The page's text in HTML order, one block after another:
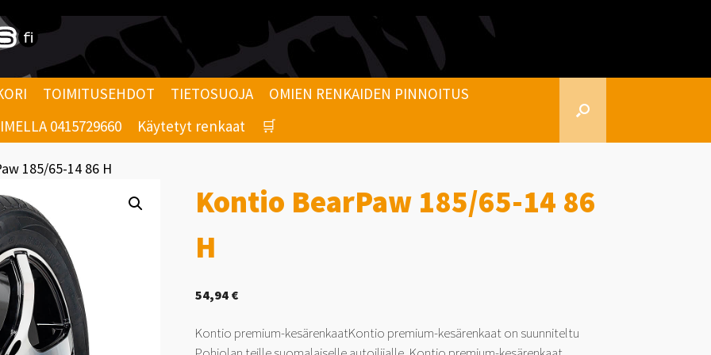
TOIMITUSEHDOT TIETOSUOJA
OMIEN RENKAIDEN PINNOITUS
0415729660 Käytetyt renkaat 🛒
185/65-14 86 H
Kontio BearPaw 185/65-14 86
H
54,94 €
Kontio premium-kesärenkaatKontio premium-kesärenkaat on suunniteltu